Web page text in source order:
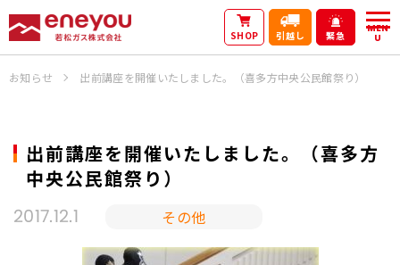
SHOP 引越し 緊急
MEN
U
お知らせ 出前講座を開催いたしました。（喜多方中央公民館祭り）
2017.12.1 その他
出前講座を開催いたしました。（喜多方
中央公民館祭り）